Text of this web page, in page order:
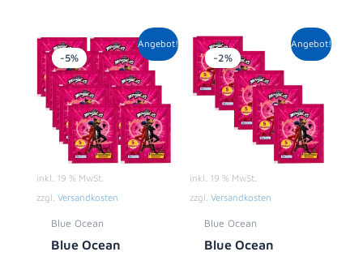
Angebot!
-5%
inkl. 19 % MwSt.
zzgl. Versandkosten
Blue Ocean
Blue Ocean
Ursprünglicher
Preis
war:
10,00 €
Aktueller
Preis
ist:
9,49 €.
Angebot!
-2%
inkl. 19 % MwSt.
zzgl. Versandkosten
Blue Ocean
Blue Ocean
Ursprünglicher
Preis
war:
5,00 €
Aktueller
Preis
4,89 €.